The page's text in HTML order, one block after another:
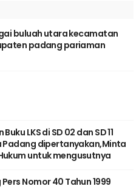
buluah utara kecamatan
padang pariaman
LKS di SD 02 dan SD 11
Padang dipertanyakan,Minta
untuk mengusutnya
Nomor 40 Tahun 1999